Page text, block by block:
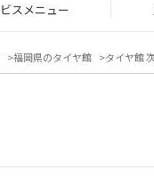
スメニュー
福岡県のタイヤ館 タイヤ館